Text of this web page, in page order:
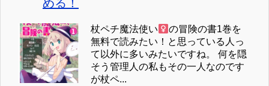
める！
杖ペチ魔法使い
の冒険の書1巻を
無料で読みたい！と思っている人っ
て以外に多いみたいですね。 何を隠
そう管理人の私もその一人なのです
が杖ペ...